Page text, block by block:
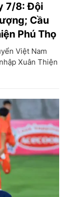
7/8: Đội
Cầu
Phú Thọ
Việt Nam
Xuân Thiện